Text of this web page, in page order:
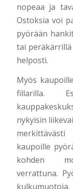
nopeaa ja
Ostoksia voi
pyörään
tai
helposti.
Myös
fillarilla.
nykyisin
merkittävästi
kaupoille
kohden
verrattuna.